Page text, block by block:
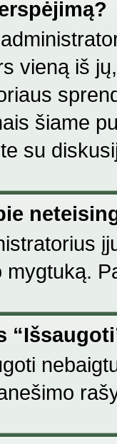
vieną iš
šiame
su
mygtuką.